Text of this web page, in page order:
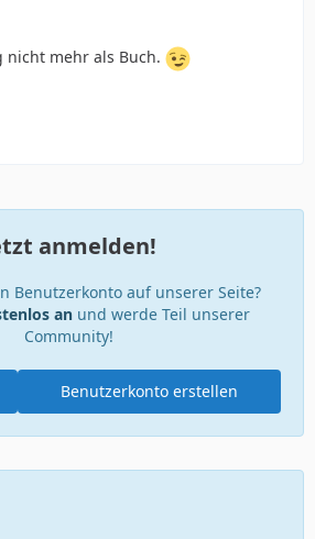
nicht mehr als Buch.
anmelden!
Benutzerkonto auf unserer Seite?
an und werde Teil unserer
Community!
Benutzerkonto erstellen